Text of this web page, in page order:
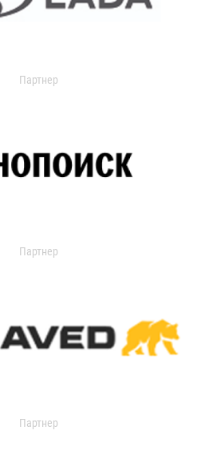
Партнер
Партнер
Партнер